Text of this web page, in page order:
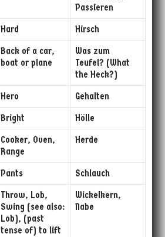
Passieren
Hard
Hirsch
Back of a car,
boat or plane
Was zum
Teufel? (What
the Heck?)
Hero
Gehalten
Bright
Hölle
Cooker, Oven,
Range
Herde
Pants
Schlauch
Throw, Lob,
Swing (see also:
Lob), (past
tense of) to lift
Wickelkern,
Nabe